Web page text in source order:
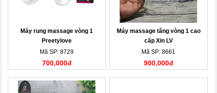
Máy rung massage vòng 1
Preetylove
Mã SP: 8729
700,000đ
Máy massage tăng vòng 1 cao
cấp Xin LV
Mã SP: 8661
900,000đ